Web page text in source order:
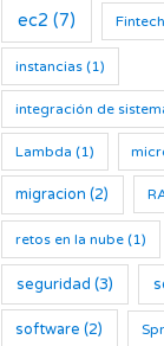
ec2 (7) Fintech
instancias(1)
integración de
Lambda (1)
migracion (2)
retos en la nube(1)
seguridad (3)
software (2)